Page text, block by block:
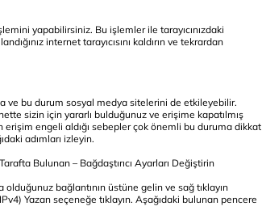
yapabilirsiniz. Bu işlemler ile tarayıcınızdaki
internet tarayıcısını kaldırın ve tekrardan
ve bu durum sosyal medya sitelerini de etkileyebilir.
sizin için yararlı bulduğunuz ve erişime kapatılmış
engeli aldığı sebepler çok önemli bu duruma dikkat
adımları izleyin.
Bulunan – Bağdaştırıcı Ayarları Değiştirin
bağlantının üstüne gelin ve sağ tıklayın
Yazan seçeneğe tıklayın. Aşağıdaki bulunan pencere